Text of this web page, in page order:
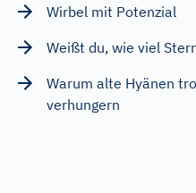
Wirbel mit Potenzial
Weißt du, wie viel
Warum alte Hyänen
verhungern